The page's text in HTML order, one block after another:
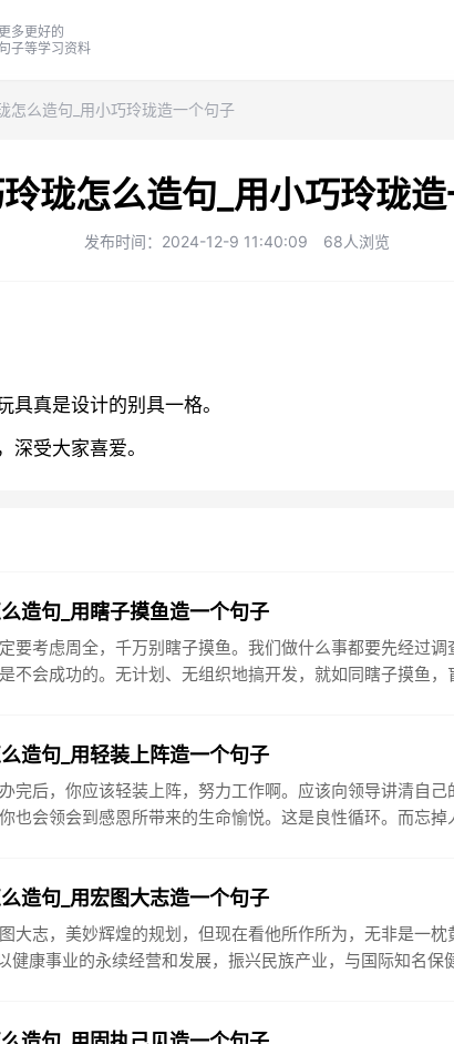
多更好的
子等学习资料
怎么造句_用小巧玲珑造一个句子
珑怎么造句_用小巧玲珑
发布时间：2024-12-9 11:40:09 68人浏览
具真是设计的别具一格。
，深受大家喜爱。
造句_用瞎子摸鱼造一个句子
要考虑周全，千万别瞎子摸鱼。我们做什么事都要先经过
不会成功的。无计划、无组织地搞开发，就如同瞎子摸鱼，
造句_用轻装上阵造一个句子
完后，你应该轻装上阵，努力工作啊。应该向领导讲清自
也会领会到感恩所带来的生命愉悦。这是良性循环。而忘掉
造句_用宏图大志造一个句子
大志，美妙辉煌的规划，但现在看他所作所为，无非是一
健康事业的永续经营和发展，振兴民族产业，与国际知名保